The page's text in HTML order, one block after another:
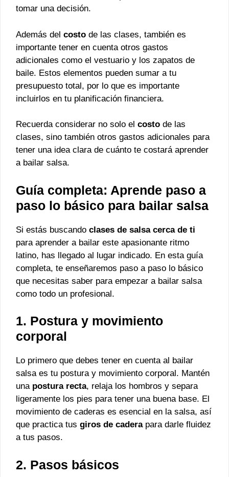
tomar una decisión.
Además del costo de las clases, también es
importante tener en cuenta otros gastos
adicionales como el vestuario y los zapatos de
baile. Estos elementos pueden sumar a tu
presupuesto total, por lo que es importante
incluirlos en tu planificación financiera.
Recuerda considerar no solo el costo de las
clases, sino también otros gastos adicionales para
tener una idea clara de cuánto te costará aprender
a bailar salsa.
Guía completa: Aprende paso a
paso lo básico para bailar salsa
Si estás buscando clases de salsa cerca de ti
para aprender a bailar este apasionante ritmo
latino, has llegado al lugar indicado. En esta guía
completa, te enseñaremos paso a paso lo básico
que necesitas saber para empezar a bailar salsa
como todo un profesional.
1. Postura y movimiento
corporal
Lo primero que debes tener en cuenta al bailar
salsa es tu postura y movimiento corporal. Mantén
una postura recta, relaja los hombros y separa
ligeramente los pies para tener una buena base. El
movimiento de caderas es esencial en la salsa, así
que practica tus giros de caderapara darle fluidez
a tus pasos.
2. Pasos básicos